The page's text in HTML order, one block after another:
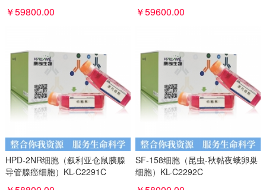
￥59800.00 ￥59600.00
HPD-2NR细胞（叙利亚仓鼠胰腺
导管腺癌细胞）KL-C2291C
SF-158细胞（昆虫-秋黏夜蛾卵巢
细胞）KL-C2292C